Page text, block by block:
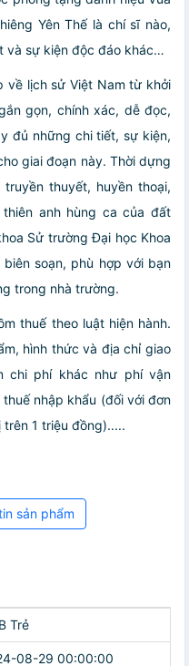
Yên Thế là chí sĩ nào,
và sự kiện độc đáo khác…
về lịch sử Việt Nam từ khởi
gọn, chính xác, dễ đọc,
đủ những chi tiết, sự kiện,
giai đoạn này. Thời dựng
thuyết, huyền thoại,
anh hùng ca của đất
Sử trường Đại học Khoa
soạn, phù hợp với bạn
trong nhà trường.
thuế theo luật hiện hành.
hình thức và địa chỉ giao
chi phí khác như phí vận
nhập khẩu (đối với đơn
1 triệu đồng).....
sản phẩm
Trẻ
08-29 00:00:00